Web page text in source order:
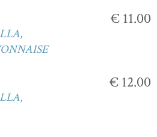
€ 11.00
€ 12.00